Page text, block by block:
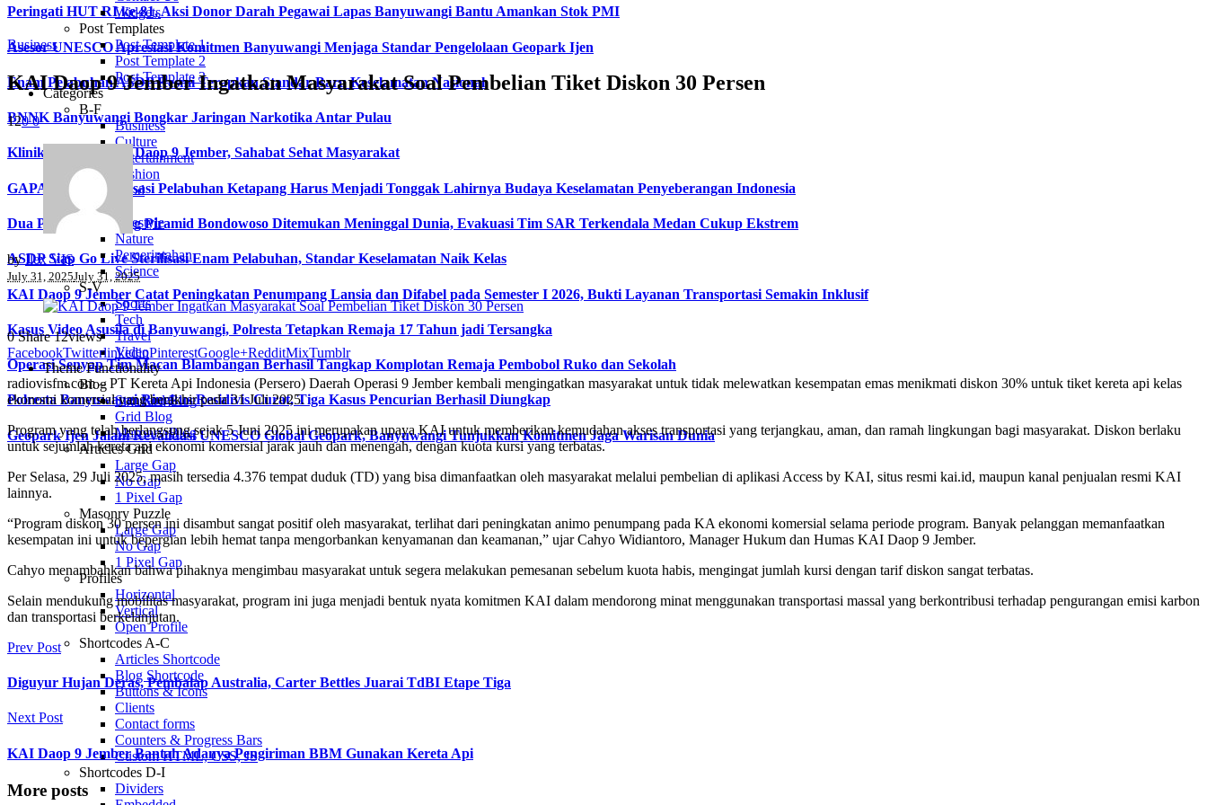
Peringati HUT RI ke-81, Aksi Donor Darah Pegawai Lapas Banyuwangi Bantu Amankan Stok PMI
Asesor UNESCO Apresiasi Komitmen Banyuwangi Menjaga Standar Pengelolaan Geopark Ijen
Enam Pelabuhan ASDP Resmi Terapkan Standar Baru Keselamatan Nasional
BNNK Banyuwangi Bongkar Jaringan Narkotika Antar Pulau
Klinik Mediska KAI Daop 9 Jember, Sahabat Sehat Masyarakat
GAPASDAP : Sterilisasi Pelabuhan Ketapang Harus Menjadi Tonggak Lahirnya Budaya Keselamatan Penyeberangan Indonesia
Dua Pendaki Gunung Piramid Bondowoso Ditemukan Meninggal Dunia, Evakuasi Tim SAR Terkendala Medan Cukup Ekstrem
ASDP Siap Go Live Sterilisasi Enam Pelabuhan, Standar Keselamatan Naik Kelas
KAI Daop 9 Jember Catat Peningkatan Penumpang Lansia dan Difabel pada Semester I 2026, Bukti Layanan Transportasi Semakin Inklusif
Kasus Video Asusila di Banyuwangi, Polresta Tetapkan Remaja 17 Tahun jadi Tersangka
Operasi Senyap Tim Macan Blambangan Berhasil Tangkap Komplotan Remaja Pembobol Ruko dan Sekolah
Polresta Banyuwangi Ringkus Residivis Curat, Tiga Kasus Pencurian Berhasil Diungkap
Geopark Ijen Jalani Revalidasi UNESCO Global Geopark, Banyuwangi Tunjukkan Komitmen Jaga Warisan Dunia
Widgets
Post Templates
Post Template 1
Post Template 2
Post Template 3
Categories
B-F
Business
Culture
Entertainment
Fashion
Food
L-S
Lifestyle
Nature
Pemerintahan
Science
S-V
Sports
Tech
Travel
Video
Theme Functionality
Blog
Standard Blog
Grid Blog
Masonry Blog
Articles Grid
Large Gap
No Gap
1 Pixel Gap
Masonry Puzzle
Large Gap
No Gap
1 Pixel Gap
Profiles
Horizontal
Vertical
Open Profile
Shortcodes A-C
Articles Shortcode
Blog Shortcode
Buttons & Icons
Clients
Contact forms
Counters & Progress Bars
Custom HTML, CSS, JS
Shortcodes D-I
Dividers
Business
KAI Daop 9 Jember Ingatkan Masyarakat Soal Pembelian Tiket Diskon 30 Persen
1200
byIlex VIS
July 31, 2025July 31, 2025
0Share 12views
FacebookTwitterlinkedinPinterestGoogle+RedditMixTumblr
radiovisfm.com – PT Kereta Api Indonesia (Persero) Daerah Operasi 9 Jember kembali mengingatkan masyarakat untuk tidak melewatkan kesempatan emas menikmati diskon 30% untuk tiket kereta api kelas
ekonomi komersial yang berakhir pada 31 Juli 2025.
Program yang telah berlangsung sejak 5 Juni 2025 ini merupakan upaya KAI untuk memberikan kemudahan akses transportasi yang terjangkau, aman, dan ramah lingkungan bagi masyarakat. Diskon berlaku
untuk sejumlah kereta api ekonomi komersial jarak jauh dan menengah, dengan kuota kursi yang terbatas.
Per Selasa, 29 Juli 2025, masih tersedia 4.376 tempat duduk (TD) yang bisa dimanfaatkan oleh masyarakat melalui pembelian di aplikasi Access by KAI, situs resmi kai.id, maupun kanal penjualan resmi KAI
lainnya.
“Program diskon 30 persen ini disambut sangat positif oleh masyarakat, terlihat dari peningkatan animo penumpang pada KA ekonomi komersial selama periode program. Banyak pelanggan memanfaatkan
kesempatan ini untuk bepergian lebih hemat tanpa mengorbankan kenyamanan dan keamanan,” ujar Cahyo Widiantoro, Manager Hukum dan Humas KAI Daop 9 Jember.
Cahyo menambahkan bahwa pihaknya mengimbau masyarakat untuk segera melakukan pemesanan sebelum kuota habis, mengingat jumlah kursi dengan tarif diskon sangat terbatas.
Selain mendukung mobilitas masyarakat, program ini juga menjadi bentuk nyata komitmen KAI dalam mendorong minat menggunakan transportasi massal yang berkontribusi terhadap pengurangan emisi karbon
dan transportasi berkelanjutan.
Prev Post
Diguyur Hujan Deras, Pembalap Australia, Carter Bettles Juarai TdBI Etape Tiga
Next Post
KAI Daop 9 Jember Bantah Adanya Pengiriman BBM Gunakan Kereta Api
More posts